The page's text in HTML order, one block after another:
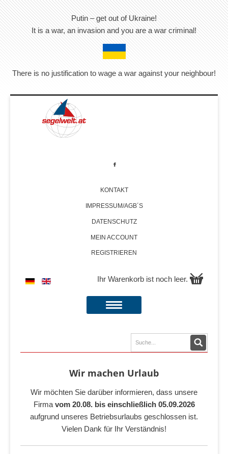
Putin – get out of Ukraine!
It is a war, an invasion and you are a war criminal!
There is no justification to wage a war against your neighbour!
KONTAKT
IMPRESSUM/AGB´S
DATENSCHUTZ
MEIN ACCOUNT
REGISTRIEREN
Ihr Warenkorb ist noch leer.
Wir machen Urlaub
Wir möchten Sie darüber informieren, dass unsere
Firma vom 20.08. bis einschließlich 05.09.2026
aufgrund unseres Betriebsurlaubs geschlossen ist.
Vielen Dank für Ihr Verständnis!